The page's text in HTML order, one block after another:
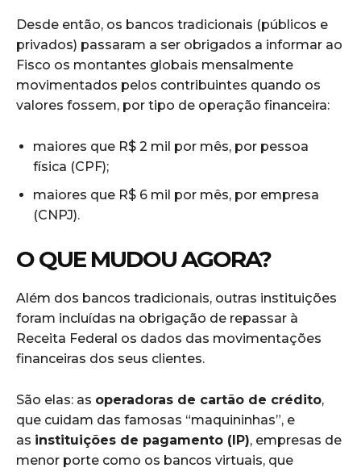
Desde então, os bancos tradicionais (públicos e
privados) passaram a ser obrigados a informar ao
Fisco os montantes globais mensalmente
movimentados pelos contribuintes quando os
valores fossem, por tipo de operação financeira:
maiores que R$ 2 mil por mês, por pessoa
física (CPF);
maiores que R$ 6 mil por mês, por empresa
(CNPJ).
O QUE MUDOU AGORA?
Além dos bancos tradicionais, outras instituições
foram incluídas na obrigação de repassar à
Receita Federal os dados das movimentações
financeiras dos seus clientes.
São elas: as operadoras de cartão de crédito,
que cuidam das famosas “maquininhas”, e
as instituições de pagamento (IP), empresas de
menor porte como os bancos virtuais, que